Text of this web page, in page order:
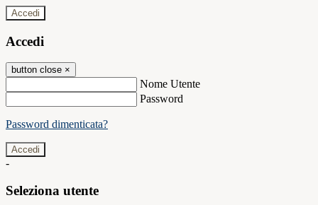
Accedi
Accedi
button close ×
Nome Utente
Password
Password dimenticata?
-
Seleziona utente